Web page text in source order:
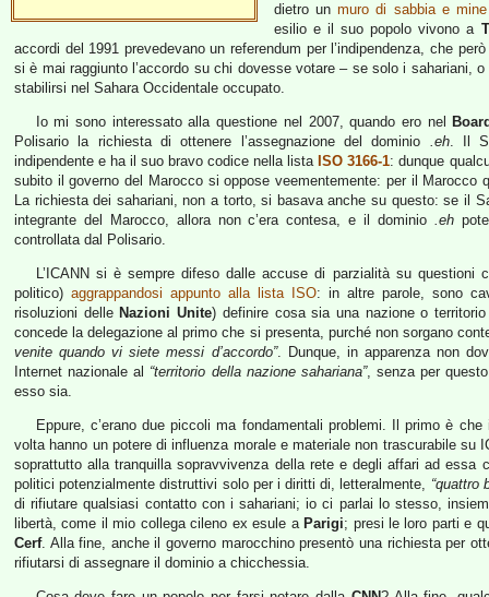
dietro unmuro di sabbia e mine
esilio e il suo popolo vivono a
accordi del 1991 prevedevano un referendum per l’indipendenza, che
si è mai raggiunto l’accordo su chi dovesse votare – se solo i sahariani,
stabilirsi nel Sahara Occidentale occupato.
Io mi sono interessato alla questione nel 2007, quando ero nel
Polisario la richiesta di ottenere l’assegnazione del dominio .eh. Il
indipendente e ha il suo bravo codice nella lista ISO 3166-1: dunque
subito il governo del Marocco si oppose veementemente: per il
La richiesta dei sahariani, non a torto, si basava anche su questo: se il
integrante del Marocco, allora non c’era contesa, e il dominio .eh
controllata dal Polisario.
L’ICANN si è sempre difeso dalle accuse di parzialità su
politico) aggrappandosi appunto alla lista ISO: in altre parole, sono
risoluzioni delle Nazioni Unite) definire cosa sia una nazione o
concede la delegazione al primo che si presenta, purché non sorgano
venite quando vi siete messi d’accordo”. Dunque, in apparenza non
Internet nazionale al “territorio della nazione sahariana”, senza per
esso sia.
Eppure, c’erano due piccoli ma fondamentali problemi. Il primo è
volta hanno un potere di influenza morale e materiale non trascurabile
soprattutto alla tranquilla sopravvivenza della rete e degli affari ad
politici potenzialmente distruttivi solo per i diritti di, letteralmente, “quattro
di rifiutare qualsiasi contatto con i sahariani; io ci parlai lo stesso,
libertà, come il mio collega cileno ex esule a Parigi; presi le loro parti e
Cerf. Alla fine, anche il governo marocchino presentò una richiesta per
rifiutarsi di assegnare il dominio a chicchessia.